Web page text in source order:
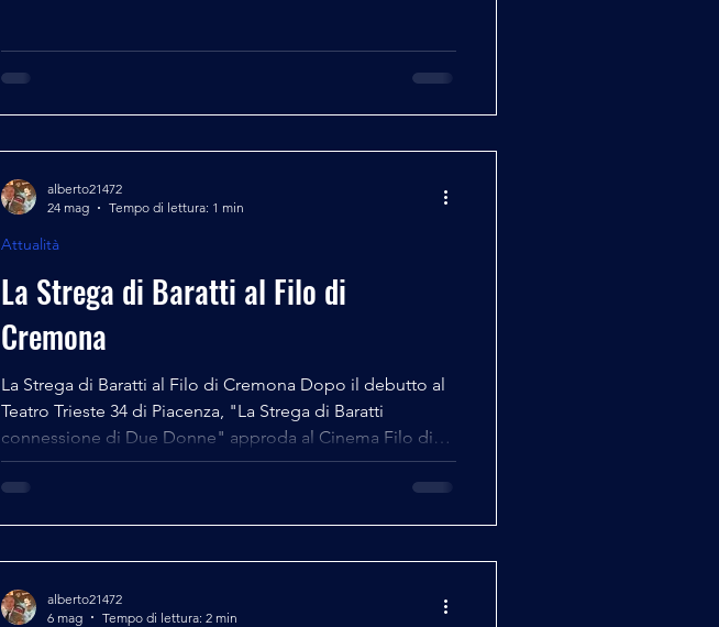
pluripremiato regista cremasco, ed interpretato da Laura
Groppi e Ornella Righi e dagli attori cremonesi Lole
La Strega di Baratti al Filo di
Cremona
La Strega di Baratti al Filo di Cremona Dopo il debutto al
Teatro Trieste 34 di Piacenza, "La Strega di Baratti
connessione di Due Donne" approda al Cinema Filo di
Cremona, l'appuntamento è per la sera di Martedì 26
maggio alle ore 21 con ingresso ad offerta libera Cast e
cremonesi Lole Boccasso, Mario Carotti, Matteo Filippini
ed il cremasco Domenico Bonomi Raggiungi il Cin
Attualità
alberto21472
24 mag
Tempo di lettura: 1 min
alberto21472
6 mag
Tempo di lettura: 2 min